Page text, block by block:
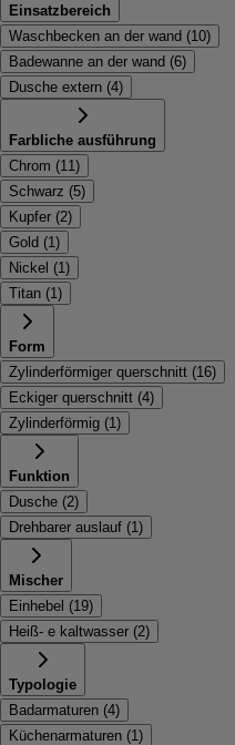
Einsatzbereich
Waschbecken an der wand (10)
Badewanne an der wand (6)
Dusche extern (4)
Farbliche ausführung
Chrom (11 )
Schwarz (5)
Kupfer (2)
Gold (1 )
Nickel (1 )
Titan (1 )
Form
Zylinderförmiger querschnitt (16)
Eckiger querschnitt (4)
Zylinderförmig (1 )
Funktion
Dusche (2)
Drehbarer auslauf (1 )
Mischer
Einhebel (19)
Heiß- e kaltwasser (2)
Typologie
Badarmaturen (4)
Küchenarmaturen (1 )